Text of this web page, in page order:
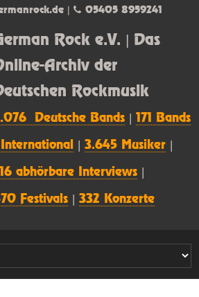
Rock e.V. | Das
Archiv der
Rockmusik
Deutsche Bands |171 Bands
|3.645 Musiker
abhörbare Interviews
Festivals |332 Konzerte
| 05405 8959241